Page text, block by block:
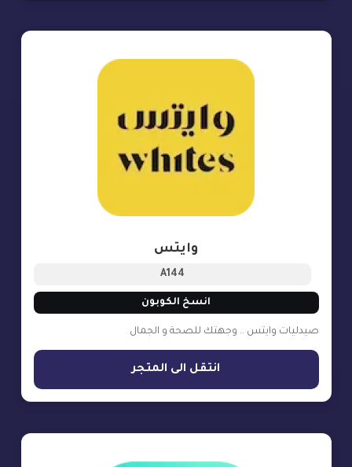
وايتس
A144
انسخ الكوبون
صيدليات وايتس .. وجهتك للصحة و الجمال
انتقل الى المتجر